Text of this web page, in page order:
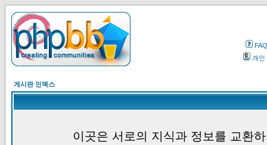
FAQ
개인
게시판 인덱스
이곳은 서로의 지식과 정보를 교환